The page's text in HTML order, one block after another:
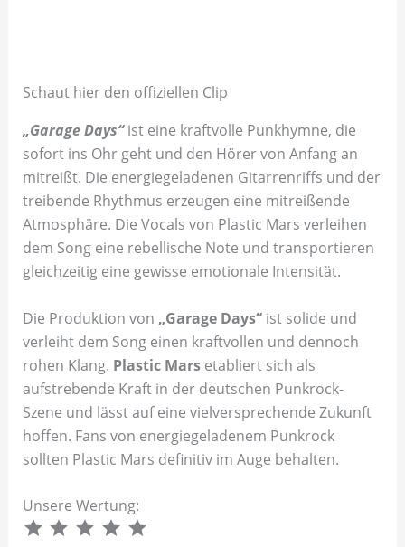
Schaut hier den offiziellen Clip
„Garage Days“ist eine kraftvolle Punkhymne, die
sofort ins Ohr geht und den Hörer von Anfang an
mitreißt. Die energiegeladenen Gitarrenriffs und der
treibende Rhythmus erzeugen eine mitreißende
Atmosphäre. Die Vocals von Plastic Mars verleihen
dem Song eine rebellische Note und transportieren
gleichzeitig eine gewisse emotionale Intensität.
Die Produktion von „Garage Days“ist solide und
verleiht dem Song einen kraftvollen und dennoch
rohen Klang. Plastic Marsetabliert sich als
aufstrebende Kraft in der deutschen Punkrock-
Szene und lässt auf eine vielversprechende Zukunft
hoffen. Fans von energiegeladenem Punkrock
sollten Plastic Mars definitiv im Auge behalten.
Unsere Wertung:
⭐⭐⭐⭐ ⭐